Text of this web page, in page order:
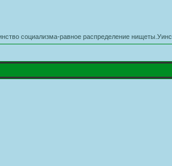
социализма-равное распределение